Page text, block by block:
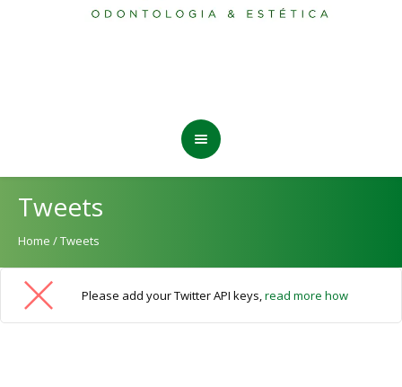
Tweets
Home /Tweets
Please add your Twitter API keys,read more how